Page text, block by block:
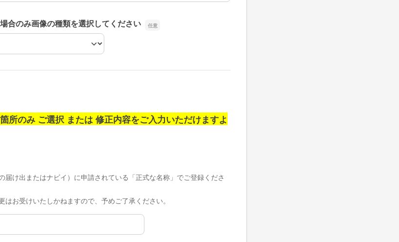
合のみ画像の種類を選択してください
合のみ画像の種類を選択してください
所のみ ご選択 または 修正内容をご入力いただけますよ
届け出またはナビイ）に申請されている「正式な名称」でご登録くださ
はお受けいたしかねますので、予めご了承ください。